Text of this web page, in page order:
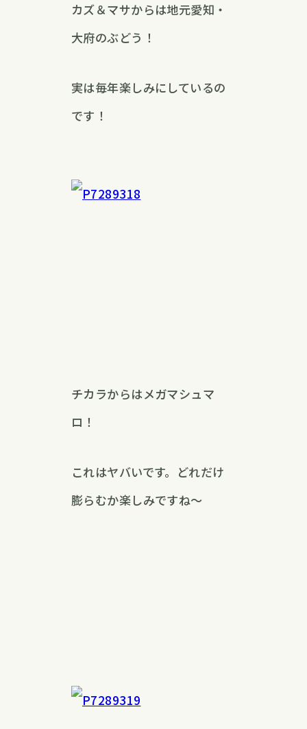
カズ＆マサからは地元愛知・
大府のぶどう！
実は毎年楽しみにしているの
です！
チカラからはメガマシュマ
ロ！
これはヤバいです。どれだけ
膨らむか楽しみですね〜